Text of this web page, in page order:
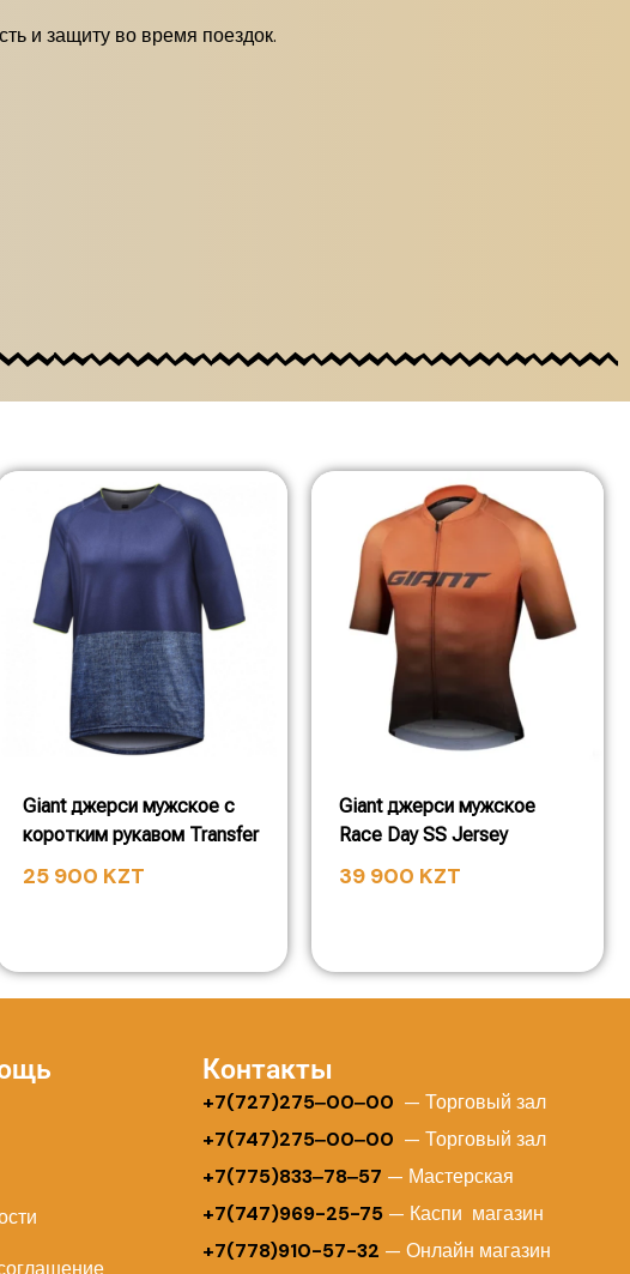
и защиту во время поездок.
Giant джерси мужское с
коротким рукавом Transfer
25 900 KZT
Giant джерси мужское
Race Day SS Jersey
39 900 KZT
Контакты
+7(727)275‒00‒00 — Торговый зал
+7(747)275‒00‒00 — Торговый зал
+7(775)833‒78‒57 — Мастерская
+7(747)969-25-75— Каспи магазин
+7(778)910-57-32 — Онлайн магазин